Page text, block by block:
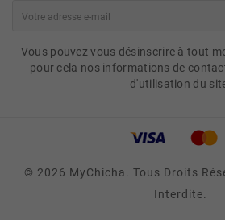
Vous pouvez vous désinscrire à tout
pour cela nos informations de
d'utilisation du
© 2026 MyChicha. Tous Droits
Interdite.